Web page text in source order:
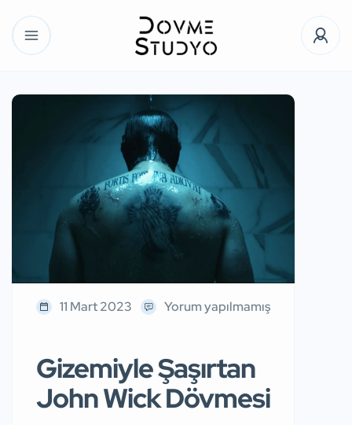
11 Mart 2023 Yorum yapılmamış
Gizemiyle Şaşırtan
John Wick Dövmesi